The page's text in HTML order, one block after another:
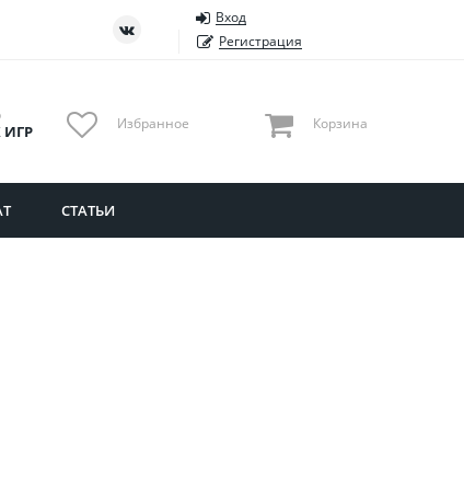
Тюменская область
Ульяновская область
Вход
Регистрация
Избранное Корзина
СТАТЬИ